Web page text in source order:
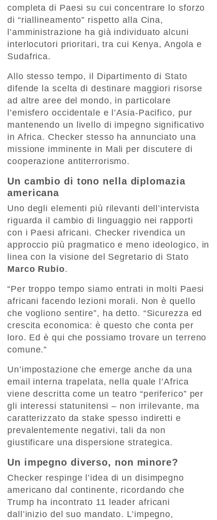
completa di Paesi su cui concentrare lo sforzo
di “riallineamento” rispetto alla Cina,
l’amministrazione ha già individuato alcuni
interlocutori prioritari, tra cui Kenya, Angola e
Sudafrica.
Allo stesso tempo, il Dipartimento di Stato
difende la scelta di destinare maggiori risorse
ad altre aree del mondo, in particolare
l’emisfero occidentale e l’Asia-Pacifico, pur
mantenendo un livello di impegno significativo
in Africa. Checker stesso ha annunciato una
missione imminente in Mali per discutere di
cooperazione antiterrorismo.
Un cambio di tono nella diplomazia
americana
Uno degli elementi più rilevanti dell’intervista
riguarda il cambio di linguaggio nei rapporti
con i Paesi africani. Checker rivendica un
approccio più pragmatico e meno ideologico, in
linea con la visione del Segretario di Stato
Marco Rubio.
“Per troppo tempo siamo entrati in molti Paesi
africani facendo lezioni morali. Non è quello
che vogliono sentire”, ha detto. “Sicurezza ed
crescita economica: è questo che conta per
loro. Ed è qui che possiamo trovare un terreno
comune.”
Un’impostazione che emerge anche da una
email interna trapelata, nella quale l’Africa
viene descritta come un teatro “periferico” per
gli interessi statunitensi – non irrilevante, ma
caratterizzato da stake spesso indiretti e
prevalentemente negativi, tali da non
giustificare una dispersione strategica.
Un impegno diverso, non minore?
Checker respinge l’idea di un disimpegno
americano dal continente, ricordando che
Trump ha incontrato 11 leader africani
dall’inizio del suo mandato. L’impegno,